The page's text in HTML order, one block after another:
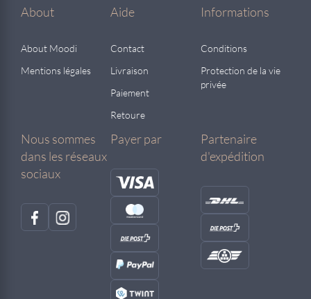
About
About Moodi
Mentions légales
Aide
Contact
Livraison
Paiement
Retoure
Informations
Conditions
Protection de la vie
privée
Nous sommes
dans les réseaux
sociaux
Payer par
Partenaire
d'expédition